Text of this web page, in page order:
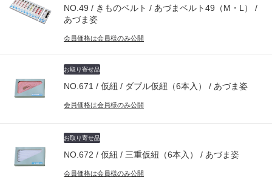
NO.49 / きものベルト / あづまベルト49（M・L） /
あづま姿
会員価格は会員様のみ公開
お取り寄せ品
NO.671 / 仮紐 / ダブル仮紐（6本入） / あづま姿
会員価格は会員様のみ公開
お取り寄せ品
NO.672 / 仮紐 / 三重仮紐（6本入） / あづま姿
会員価格は会員様のみ公開